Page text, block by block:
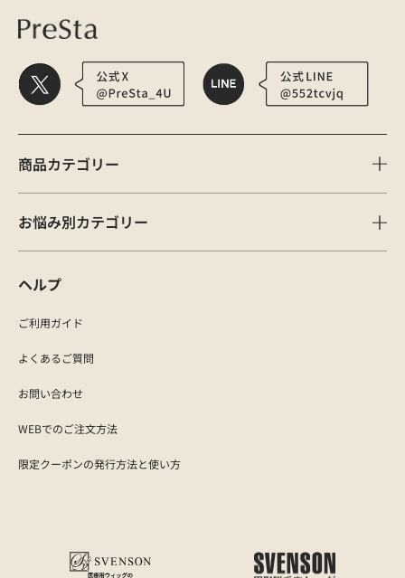
商品カテゴリー
お悩み別カテゴリー
ヘルプ
ご利用ガイド
よくあるご質問
お問い合わせ
WEBでのご注文方法
限定クーポンの発行方法と使い方